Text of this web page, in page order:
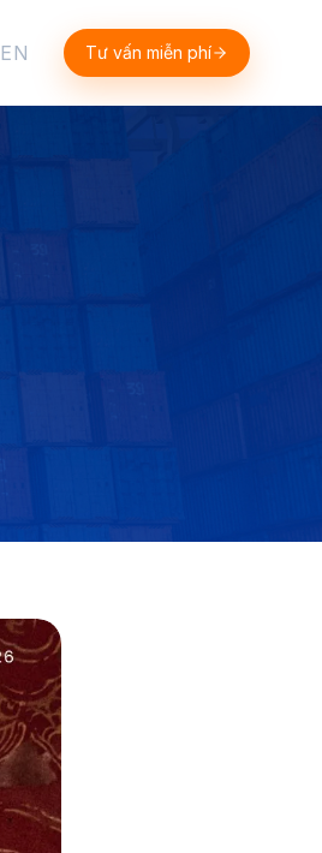
EN Tư vấn miễn phí